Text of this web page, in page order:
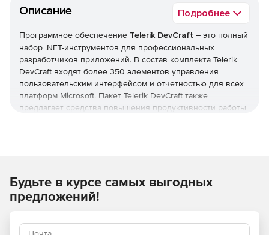
Описание Подробнее
Программное обеспечение Telerik DevCraft – это полный
набор .NET-инструментов для профессиональных
разработчиков приложений. В состав комплекта Telerik
DevCraft входят более 350 элементов управления
пользовательским интерфейсом и отчетностью для всех
платформ Microsoft. Пакет Telerik DevCraft также
предлагает средства повышения продуктивности работы
позволяет создавать настольные, мобильные и web-
приложения с насыщенным функционалом. Более 100
тысяч .NET-разработчиков по всему миру используют
представлен в трех редакциях: UI Edition, Complete и
Будьте в курсе самых выгодных
предложений!